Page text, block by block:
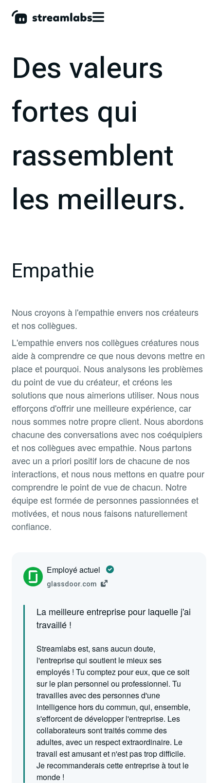
Des valeurs
fortes qui
rassemblent
les meilleurs.
Empathie
Nous croyons à l'empathie envers nos créateurs
et nos collègues.
L'empathie envers nos collègues créatures nous
aide à comprendre ce que nous devons mettre en
place et pourquoi. Nous analysons les problèmes
du point de vue du créateur, et créons les
solutions que nous aimerions utiliser. Nous nous
efforçons d'offrir une meilleure expérience, car
nous sommes notre propre client. Nous abordons
chacune des conversations avec nos coéquipiers
et nos collègues avec empathie. Nous partons
avec un a priori positif lors de chacune de nos
interactions, et nous nous mettons en quatre pour
comprendre le point de vue de chacun. Notre
équipe est formée de personnes passionnées et
motivées, et nous nous faisons naturellement
confiance.
Employé actuel
glassdoor.com
La meilleure entreprise pour laquelle j'ai
travaillé !
Streamlabs est, sans aucun doute,
l'entreprise qui soutient le mieux ses
employés ! Tu comptez pour eux, que ce soit
sur le plan personnel ou professionnel. Tu
travailles avec des personnes d'une
intelligence hors du commun, qui, ensemble,
s'efforcent de développer l'entreprise. Les
collaborateurs sont traités comme des
adultes, avec un respect extraordinaire. Le
travail est amusant et n'est pas trop difficile.
Je recommanderais cette entreprise à tout le
monde !